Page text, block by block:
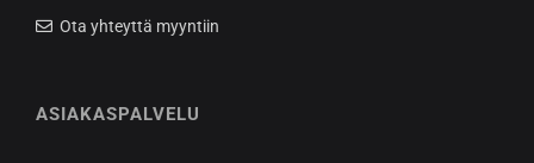
Ota yhteyttä myyntiin
ASIAKASPALVELU